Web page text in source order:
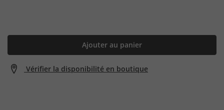
Ajouter au panier
Vérifier la disponibilité en boutique